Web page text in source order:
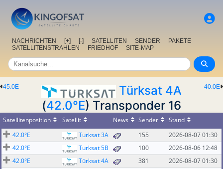
NACHRICHTEN [+] [-] SATELLITEN SENDER
PAKETE
SATELLITENSTRAHLEN
FRIEDHOF SITE-MAP
40.0E
45.0E
Türksat 4A
(42.0°E) Transponder 16
Satellitenposition Satellit News Sender
Stand
42.0°E
Turksat 3A 155
2026-08-07 01:30
42.0°E
Turksat 5B 100
2026-08-06 12:48
42.0°E
Türksat 4A 381
2026-08-07 01:30